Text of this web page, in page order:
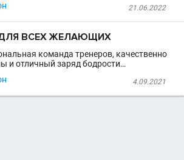
21.06.2022
ВСЕХ ЖЕЛАЮЩИХ
команда тренеров, качественно
и отличный заряд бодрости…
4.09.2021